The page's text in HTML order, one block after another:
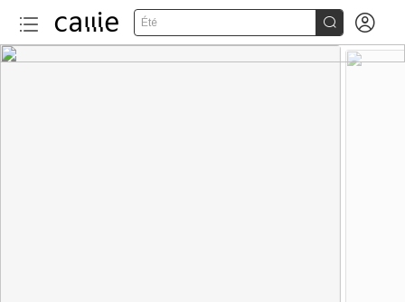
Été  